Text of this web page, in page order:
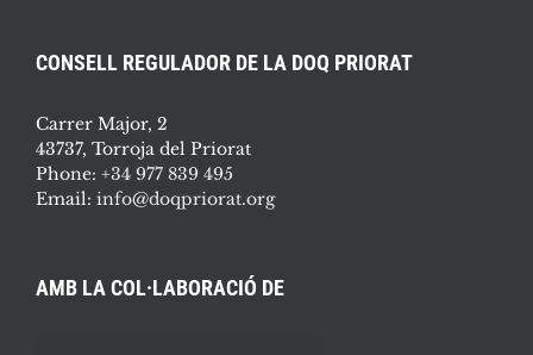
CONSELL REGULADOR DE LA DOQ PRIORAT
Carrer Major, 2
43737, Torroja del Priorat
Phone: +34 977 839 495
Email: info@doqpriorat.org
AMB LA COL·LABORACIÓ DE